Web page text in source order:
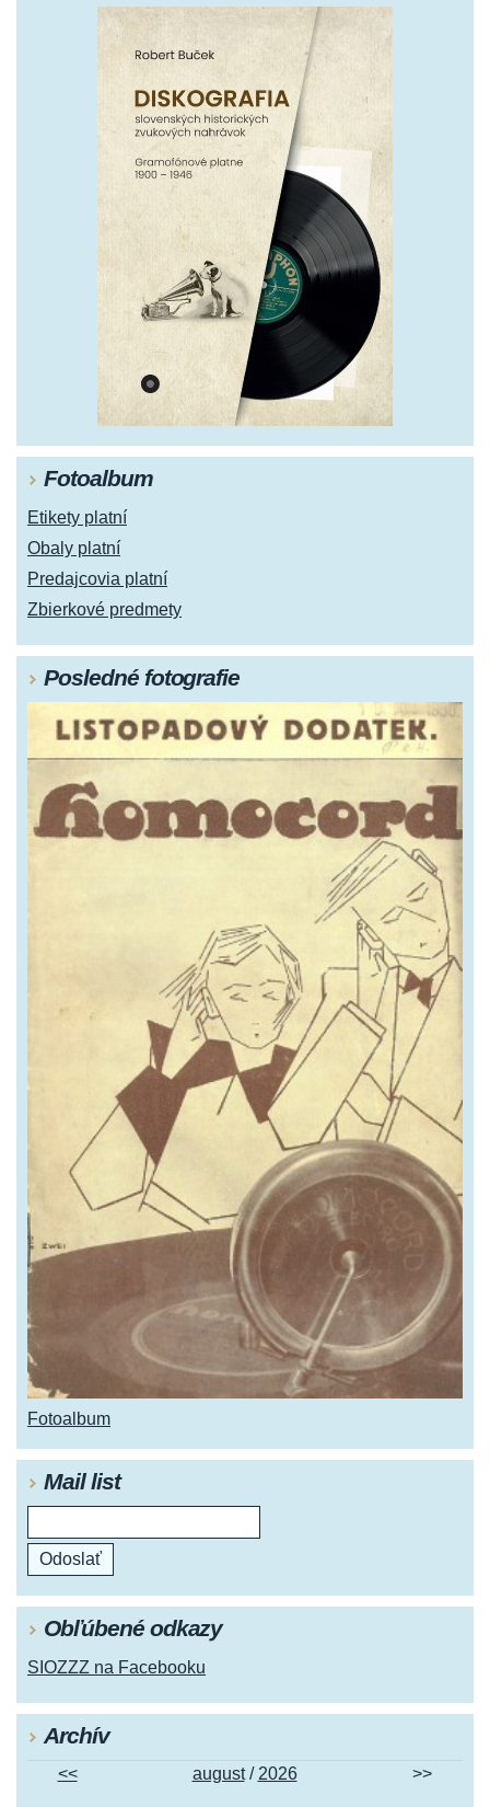
Fotoalbum
Etikety platní
Obaly platní
Predajcovia platní
Zbierkové predmety
Posledné fotografie
Fotoalbum
Mail list
Obľúbené odkazy
SIOZZZ na Facebooku
Archív
<< august/ 2026 >>